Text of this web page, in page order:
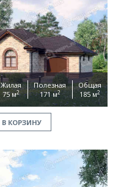
Жилая
75 м2
Полезная
171 м2
Общая
185 м2
В КОРЗИНУ